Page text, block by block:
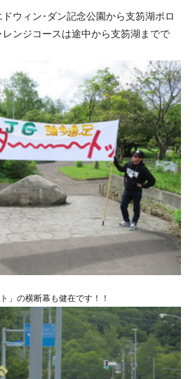
ウィン･ダン記念公園から支笏湖ポロ
ンジコースは途中から支笏湖までで
ト」の横断幕も健在です！！